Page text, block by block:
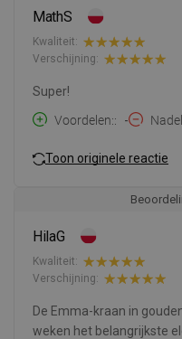
MathS
Kwaliteit:
Verschijning:
Super!
Voordelen:
-
Toon originele reactie
HilaG
Kwaliteit:
Verschijning:
De Emma-kraan in
weken het belangrijkste